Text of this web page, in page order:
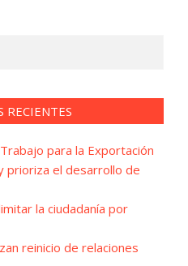
RECIENTES
para la Exportación
prioriza el desarrollo de
la ciudadanía por
reinicio de relaciones